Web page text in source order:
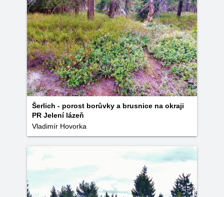
Šerlich - porost borůvky a brusnice na okraji
PR Jelení lázeň
Vladimír Hovorka